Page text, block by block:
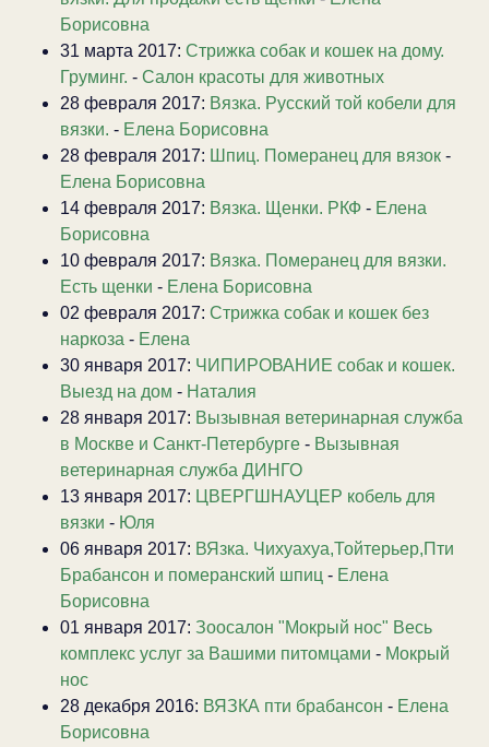
Борисовна
31 марта 2017: Стрижка собак и кошек на дому.
Груминг. - Салон красоты для животных
28 февраля 2017: Вязка. Русский той кобели для
вязки. - Елена Борисовна
28 февраля 2017: Шпиц. Померанец для вязок -
Елена Борисовна
14 февраля 2017: Вязка. Щенки. РКФ - Елена
Борисовна
10 февраля 2017: Вязка. Померанец для вязки.
Есть щенки - Елена Борисовна
02 февраля 2017: Стрижка собак и кошек без
наркоза - Елена
30 января 2017: ЧИПИРОВАНИЕ собак и кошек.
Выезд на дом - Наталия
28 января 2017: Вызывная ветеринарная служба
в Москве и Санкт-Петербурге - Вызывная
ветеринарная служба ДИНГО
13 января 2017: ЦВЕРГШНАУЦЕР кобель для
вязки - Юля
06 января 2017: ВЯзка. Чихуахуа,Тойтерьер,Пти
Брабансон и померанский шпиц - Елена
Борисовна
01 января 2017: Зоосалон "Мокрый нос" Весь
комплекс услуг за Вашими питомцами - Мокрый
нос
28 декабря 2016: ВЯЗКА пти брабансон - Елена
Борисовна